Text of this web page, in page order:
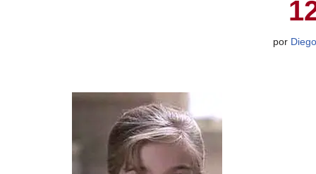
por Diego